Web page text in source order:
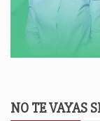
NO TE VAYAS